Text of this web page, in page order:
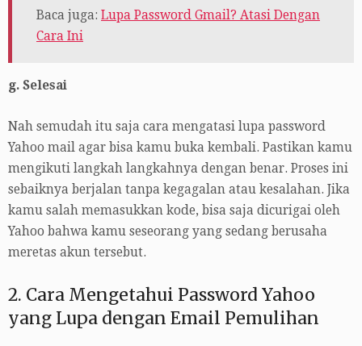
Baca juga: Lupa Password Gmail? Atasi Dengan
Cara Ini
g. Selesai
Nah semudah itu saja cara mengatasi lupa password
Yahoo mail agar bisa kamu buka kembali. Pastikan kamu
mengikuti langkah langkahnya dengan benar. Proses ini
sebaiknya berjalan tanpa kegagalan atau kesalahan. Jika
kamu salah memasukkan kode, bisa saja dicurigai oleh
Yahoo bahwa kamu seseorang yang sedang berusaha
meretas akun tersebut.
2. Cara Mengetahui Password Yahoo
yang Lupa dengan Email Pemulihan